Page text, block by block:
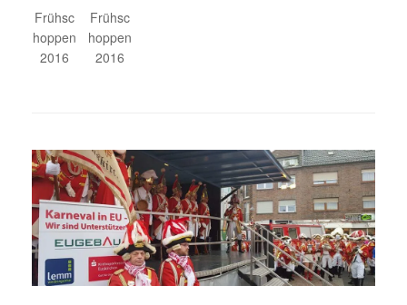
Frühsc
hoppen
2016
Frühsc
hoppen
2016